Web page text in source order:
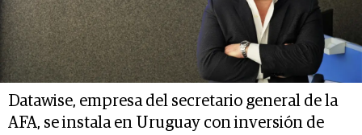
Datawise, empresa del secretario general de la
AFA, se instala en Uruguay con inversión de